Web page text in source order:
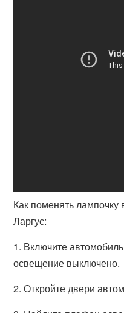
Как поменять
Ларгус:
1. Включите
освещение выключено.
2. Откройте двери